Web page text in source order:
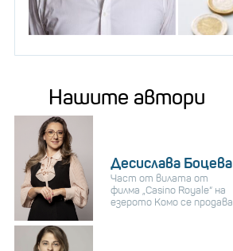
Нашите автори
Десислава Боцева
Част от вилата от
филма „Casino Royale“ на
езерото Комо се продава